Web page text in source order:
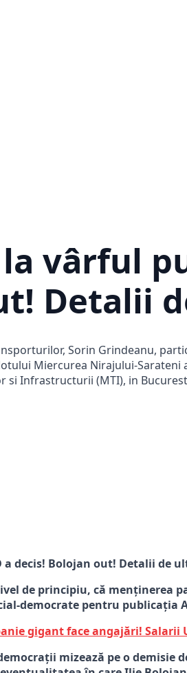
vârful
Detalii
Sorin Grindeanu,
Miercurea Nirajului-
Infrastructurii (MTI), in Bucuresti,
decis! Bolojan out! Detalii de
de principiu, că
democrate pentru publicația
gigant face angajări! Salarii
mizează pe o demisie